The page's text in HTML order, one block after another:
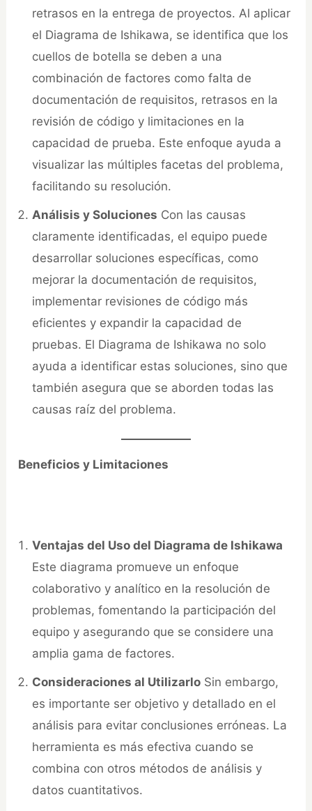
retrasos en la entrega de proyectos. Al aplicar
el Diagrama de Ishikawa, se identifica que los
cuellos de botella se deben a una
combinación de factores como falta de
documentación de requisitos, retrasos en la
revisión de código y limitaciones en la
capacidad de prueba. Este enfoque ayuda a
visualizar las múltiples facetas del problema,
facilitando su resolución.
Análisis y Soluciones Con las causas
claramente identificadas, el equipo puede
desarrollar soluciones específicas, como
mejorar la documentación de requisitos,
implementar revisiones de código más
eficientes y expandir la capacidad de
pruebas. El Diagrama de Ishikawa no solo
ayuda a identificar estas soluciones, sino que
también asegura que se aborden todas las
causas raíz del problema.
Beneficios y Limitaciones
Ventajas del Uso del Diagrama de Ishikawa
Este diagrama promueve un enfoque
colaborativo y analítico en la resolución de
problemas, fomentando la participación del
equipo y asegurando que se considere una
amplia gama de factores.
Consideraciones al Utilizarlo Sin embargo,
es importante ser objetivo y detallado en el
análisis para evitar conclusiones erróneas. La
herramienta es más efectiva cuando se
combina con otros métodos de análisis y
datos cuantitativos.